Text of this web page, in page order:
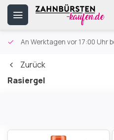
An Werktagen vor 17:00 Uhr
Zurück
Rasiergel